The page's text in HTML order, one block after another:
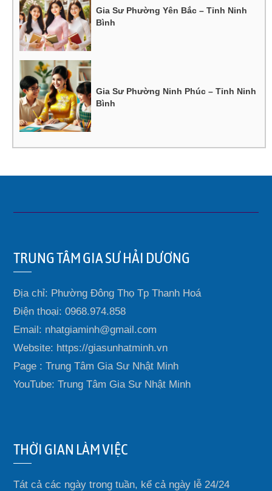
Gia Sư Phường Yên Bắc – Tỉnh Ninh
Bình
Gia Sư Phường Ninh Phúc – Tỉnh Ninh
Bình
TRUNG TÂM GIA SƯ HẢI DƯƠNG
Địa chỉ: Phường Đông Thọ Tp Thanh Hoá
Điện thoại: 0968.974.858
Email: nhatgiaminh@gmail.com
Website: https://giasunhatminh.vn
Page : Trung Tâm Gia Sư Nhật Minh
YouTube: Trung Tâm Gia Sư Nhật Minh
THỜI GIAN LÀM VIỆC
Tát cả các ngày trong tuần, kể cả ngày lễ 24/24